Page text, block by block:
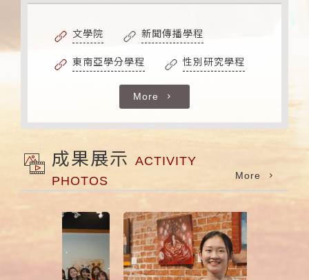
文學院 新聞傳播學程
東南亞學分學程 性別研究學程
More
成果展示 ACTIVITY
PHOTOS
More